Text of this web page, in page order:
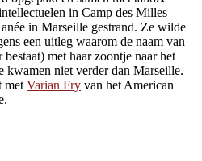
in Camp des Milles
in Marseille gestrand. Ze wilde
een uitleg waarom de naam van
met haar zoontje naar het
kwamen niet verder dan Marseille.
metVarian Fry van het American